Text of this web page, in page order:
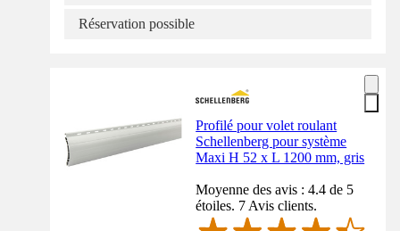
Réservation possible
Profilé pour volet roulant
Schellenberg pour système
Maxi H 52 x L 1200 mm, gris
Moyenne des avis : 4.4 de 5
étoiles. 7 Avis clients.